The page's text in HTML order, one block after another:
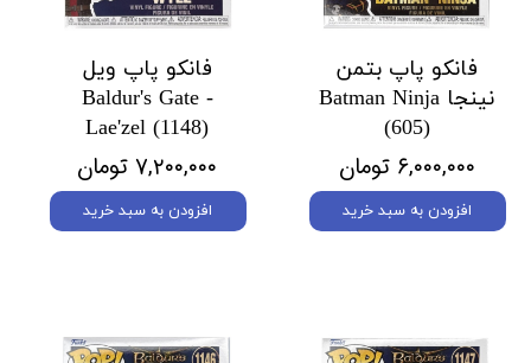
فانکو پاپ بتمن
نینجا Batman Ninja
(605)
۶,۰۰۰,۰۰۰ تومان
افزودن به سبد خرید
فانکو پاپ ویل
Baldur's Gate -
Lae'zel (1148)
۷,۲۰۰,۰۰۰ تومان
افزودن به سبد خرید